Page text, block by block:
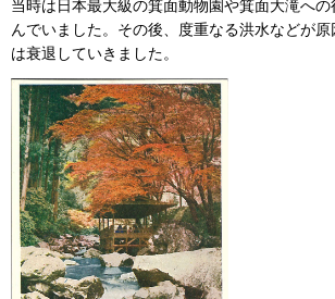
当時は日本最大級の箕面動物園や箕面大滝へ
んでいました。その後、度重なる洪水などが
は衰退していきました。